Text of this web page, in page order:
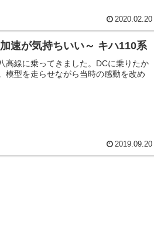
2020.02.20
速が気持ちいい～ キハ110系
高線に乗ってきました。DCに乗りたか
模型を走らせながら当時の感動を改め
2019.09.20